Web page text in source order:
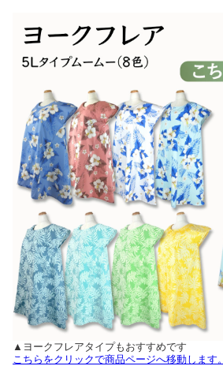
▲ヨークフレアタイプもおすすめです
こちらをクリックで商品ページへ移動します。